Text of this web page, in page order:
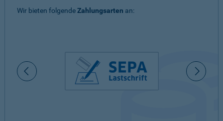
Wir bieten folgendeZahlungsarten an: